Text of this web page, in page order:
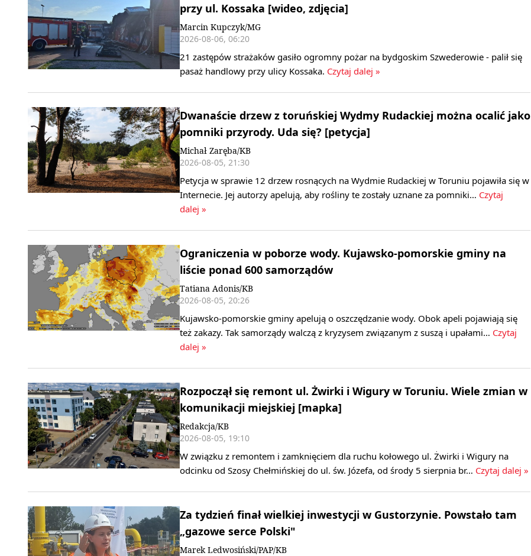
przy ul. Kossaka [wideo, zdjęcia]
Marcin Kupczyk/MG
2026-08-06, 06:20
21 zastępów strażaków gasiło ogromny pożar na bydgoskim Szwederowie - palił się
pasaż handlowy przy ulicy Kossaka. Czytaj dalej »
Dwanaście drzew z toruńskiej Wydmy Rudackiej można ocalić jako
pomniki przyrody. Uda się? [petycja]
Michał Zaręba/KB
2026-08-05, 21:30
Petycja w sprawie 12 drzew rosnących na Wydmie Rudackiej w Toruniu pojawiła się w
Internecie. Jej autorzy apelują, aby rośliny te zostały uznane za pomniki… Czytaj
dalej »
Ograniczenia w poborze wody. Kujawsko-pomorskie gminy na
liście ponad 600 samorządów
Tatiana Adonis/KB
2026-08-05, 20:26
Kujawsko-pomorskie gminy apelują o oszczędzanie wody. Obok apeli pojawiają się
też zakazy. Tak samorządy walczą z kryzysem związanym z suszą i upałami… Czytaj
dalej »
Rozpoczął się remont ul. Żwirki i Wigury w Toruniu. Wiele zmian w
komunikacji miejskiej [mapka]
Redakcja/KB
2026-08-05, 19:10
W związku z remontem i zamknięciem dla ruchu kołowego ul. Żwirki i Wigury na
odcinku od Szosy Chełmińskiej do ul. św. Józefa, od środy 5 sierpnia br… Czytaj dalej »
Za tydzień finał wielkiej inwestycji w Gustorzynie. Powstało tam
„gazowe serce Polski"
Marek Ledwosiński/PAP/KB